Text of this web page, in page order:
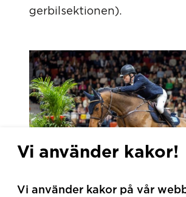
gerbilsektionen).
Sjukvårdsrådgivning,
Vi använder kakor!
Vi använder kakor på vår